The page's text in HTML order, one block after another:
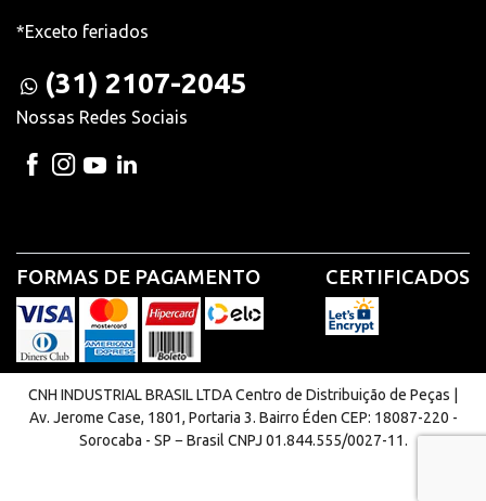
*Exceto feriados
(31) 2107-2045
Nossas Redes Sociais
FORMAS DE PAGAMENTO CERTIFICADOS
CNH INDUSTRIAL BRASIL LTDA Centro de Distribuição de Peças |
Av. Jerome Case, 1801, Portaria 3. Bairro Éden CEP: 18087-220 -
Sorocaba - SP − Brasil CNPJ 01.844.555/0027-11.